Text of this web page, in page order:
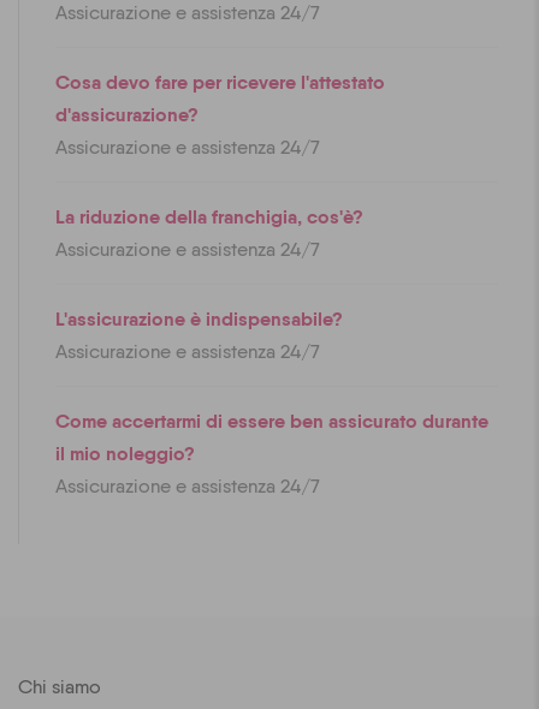
Assicurazione e assistenza 24/7
Cosa devo fare per ricevere l'attestato
d'assicurazione?
Assicurazione e assistenza 24/7
La riduzione della franchigia, cos'è?
Assicurazione e assistenza 24/7
L'assicurazione è indispensabile?
Assicurazione e assistenza 24/7
Come accertarmi di essere ben assicurato durante
il mio noleggio?
Assicurazione e assistenza 24/7
Chi siamo